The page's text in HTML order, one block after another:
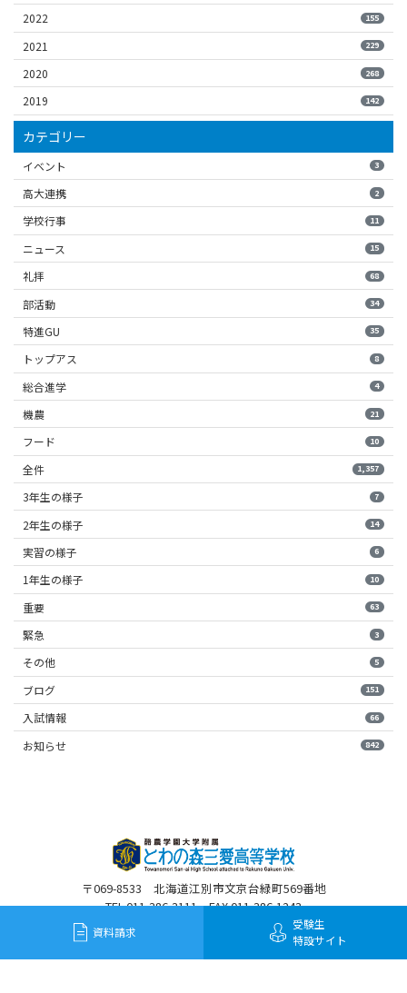
2022 155
2021 229
2020 268
2019 142
カテゴリー
イベント 3
高大連携 2
学校行事 11
ニュース 15
礼拝 68
部活動 34
特進GU 35
トップアス 8
総合進学 4
機農 21
フード 10
全件 1,357
3年生の様子 7
2年生の様子 14
実習の様子 6
1年生の様子 10
重要 63
緊急 3
その他 5
ブログ 151
入試情報 66
お知らせ 842
〒069-8533 北海道江別市文京台緑町569番地
TEL 011-386-3111 FAX 011-386-1243
資料請求
受験生
特設サイト